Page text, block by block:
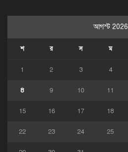
আগস্ট 2026
শ র স ম
1 2 3 4
8 9 10 11
15 16 17 18
22 23 24 25